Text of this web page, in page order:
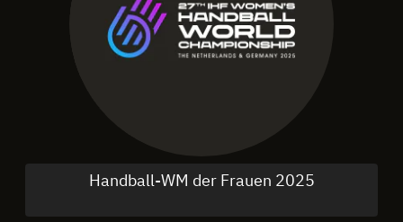
Handball-WM der Frauen 2025